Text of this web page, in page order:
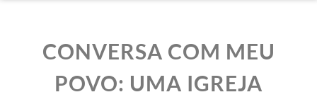
CONVERSA COM MEU
POVO: UMA IGREJA